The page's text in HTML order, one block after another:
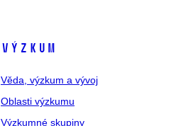
VÝZKUM
Věda, výzkum a vývoj
Oblasti výzkumu
Výzkumné skupiny